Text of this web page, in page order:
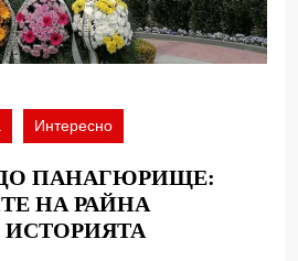
Интересно
ПАНАГЮРИЩЕ:
НА РАЙНА